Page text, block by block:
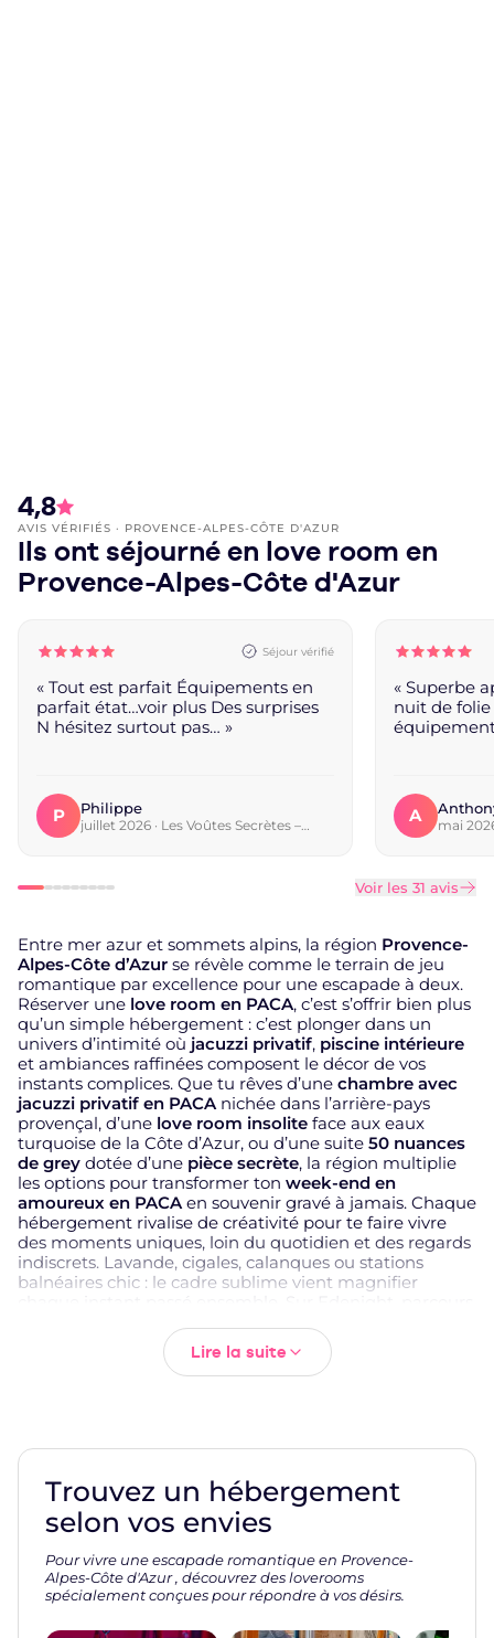
AVIS VÉRIFIÉS · PROVENCE-ALPES-CÔTE D'AZUR
Ils ont séjourné en love room en
Provence-Alpes-Côte d'Azur
Note moyenne :
4,8
Évaluation : 5 étoiles Séjour vérifié
« Tout est parfait Équipements en
parfait état…voir plus Des surprises
N hésitez surtout pas… »
P Philippe
juillet 2026 · Les Voûtes Secrètes –
Évaluation :
« Superbe
nuit de
A
mai
Voir les 31 avis
Entre mer azur et sommets alpins, la région Provence-
Alpes-Côte d’Azur se révèle comme le terrain de jeu
romantique par excellence pour une escapade à deux.
Réserver une love room en PACA, c’est s’offrir bien plus
qu’un simple hébergement : c’est plonger dans un
univers d’intimité où jacuzzi privatif, piscine intérieure
et ambiances raffinées composent le décor de vos
instants complices. Que tu rêves d’une chambre avec
jacuzzi privatif en PACAnichée dans l’arrière-pays
provençal, d’une love room insolite face aux eaux
turquoise de la Côte d’Azur, ou d’une suite 50 nuances
de grey dotée d’une pièce secrète, la région multiplie
les options pour transformer ton week-end en
amoureux en PACAen souvenir gravé à jamais. Chaque
hébergement rivalise de créativité pour te faire vivre
des moments uniques, loin du quotidien et des regards
indiscrets. Lavande, cigales, calanques ou stations
balnéaires chic : le cadre sublime vient magnifier
Provence-Alpes-Côte d’Azur
, consulter les
disponibilités en temps réel et réserver en quelques
clics l’écrin qui fera vibrer votre histoire.
Pourquoi Choisir une Love Room
en Provence-Alpes-Côte d’Azur ?
La région PACA concentre des atouts uniques pour un
week-end en amoureux
mémorable. D’abord, la
diversité des paysages : tu passes en quelques
kilomètres des plages de sable fin aux sommets
enneigés, des champs de lavande aux gorges sauvages.
Cette variété se reflète dans les hébergements :
love
Lire la suite
Trouvez un hébergement
selon vos envies
Pour vivre une escapade romantique en Provence-
Alpes-Côte d'Azur , découvrez des loverooms
spécialement conçues pour répondre à vos désirs.